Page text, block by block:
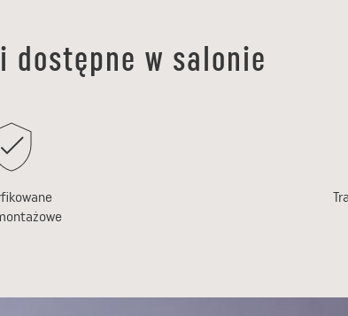
dostępne w salonie